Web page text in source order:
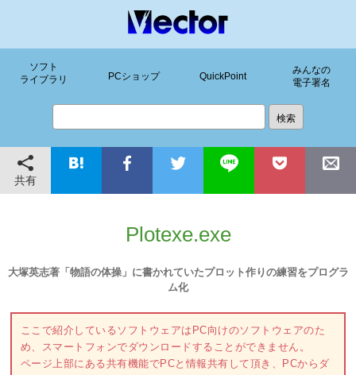
ソフト
ライブラリ
PCショップ QuickPoint
みんなの
電子署名
共有
Plotexe.exe
大塚英志著「物語の体操」に書かれていたプロット作りの練習をプログラ
ム化
ここで紹介しているソフトウェアはPC向けのソフトウェアのた
め、スマートフォンでダウンロードすることができません。
ページ上部にある共有機能でPCと情報共有して頂き、PCからダ